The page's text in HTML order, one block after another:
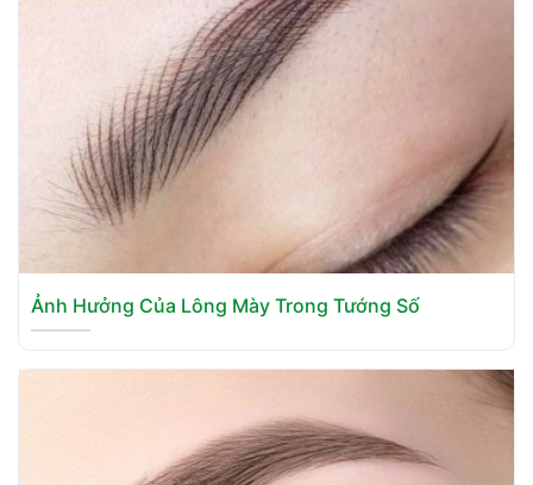
Ảnh Hưởng Của Lông Mày Trong Tướng Số